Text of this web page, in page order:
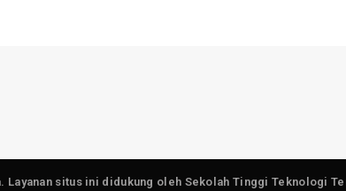
Layanan situs ini didukung oleh Sekolah Tinggi Teknologi